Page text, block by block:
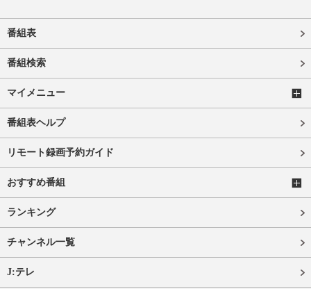
番組表
番組検索
マイメニュー
番組表ヘルプ
リモート録画予約ガイド
おすすめ番組
ランキング
チャンネル一覧
J:テレ